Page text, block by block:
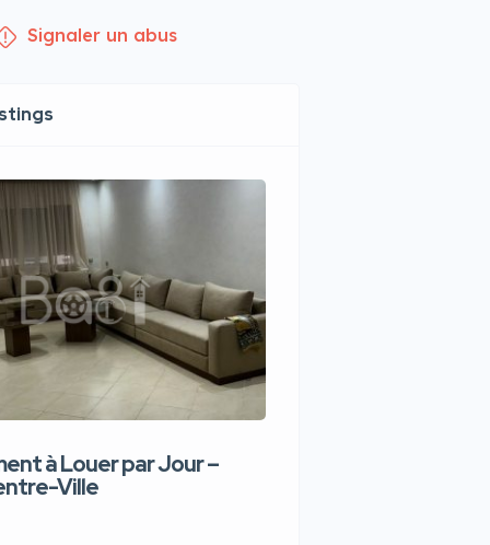
Signaler un abus
à Louer par Jour –
Ville